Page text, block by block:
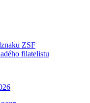
ZSF
filatelistu